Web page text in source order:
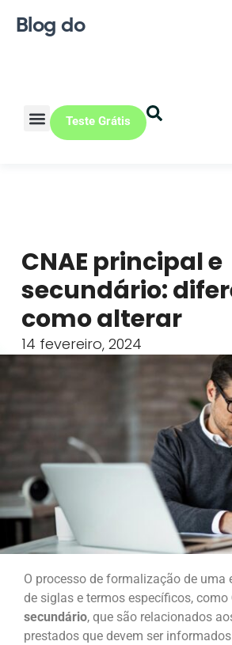
Blog do
Teste Grátis
CNAE principal e
secundário:
como alterar
14 fevereiro, 2024
O processo de formalização de uma
de siglas e termos específicos, como
secundário, que são relacionados
prestados que devem ser